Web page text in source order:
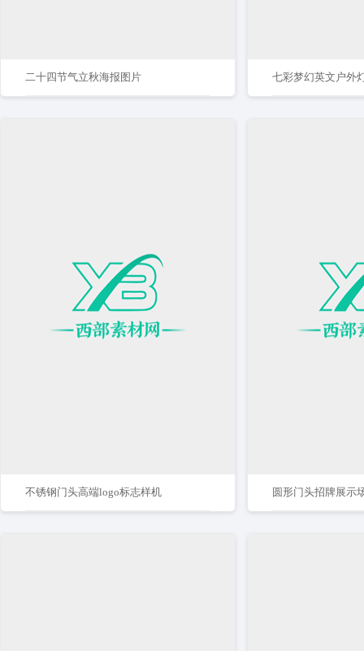
二十四节气立秋海报图片 七彩梦幻英文户外
不锈钢门头高端logo标志样机 圆形门头招牌展示